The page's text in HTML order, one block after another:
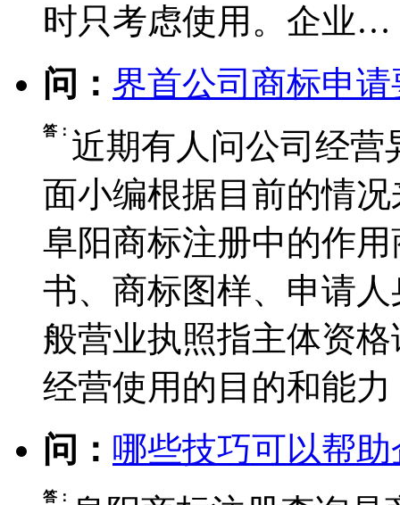
时只考虑使用。企业…
问： 界首公司商标申
答： 近期有人问公司经营
面小编根据目前的情
阜阳商标注册中的作
书、商标图样、申请
般营业执照指主体资
经营使用的目的和能
问： 哪些技巧可以帮
答：